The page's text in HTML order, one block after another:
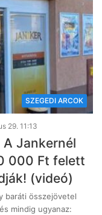
SZEGEDI ARCOK
29. 11:13
Jankernél
000 Ft felett
(videó)
baráti összejövetel
mindig ugyanaz: